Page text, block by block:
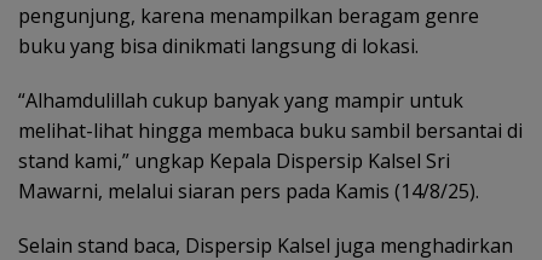
pengunjung, karena menampilkan beragam genre
buku yang bisa dinikmati langsung di lokasi.
“Alhamdulillah cukup banyak yang mampir untuk
melihat-lihat hingga membaca buku sambil bersantai di
stand kami,” ungkap Kepala Dispersip Kalsel Sri
Mawarni, melalui siaran pers pada Kamis (14/8/25).
Selain stand baca, Dispersip Kalsel juga menghadirkan